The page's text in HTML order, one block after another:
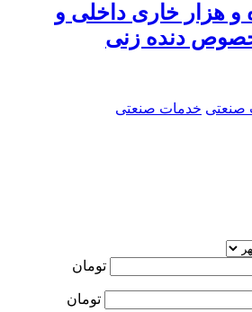
هزار خاری داخلی و
دنده زنی
صنعتی خدمات صنعتی
تومان
تومان